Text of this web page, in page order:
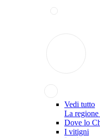
Vedi tutto
La
Dove lo
I vitigni